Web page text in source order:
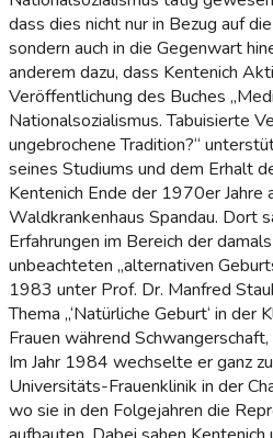
dass dies nicht nur in Bezug auf
sondern auch in die Gegenwart
anderem dazu, dass Kentenich
Veröffentlichung des Buches
Nationalsozialismus. Tabuisierte
ungebrochene Tradition?“
seines Studiums und dem Erhalt
Kentenich Ende der 1970er Jahre
Waldkrankenhaus Spandau. Dort
Erfahrungen im Bereich der
unbeachteten „alternativen
1983 unter Prof. Dr. Manfred
Thema „‘Natürliche Geburt‘ in der
Frauen während
Im Jahr 1984 wechselte er ganz
Universitäts-Frauenklinik in der
wo sie in den Folgejahren die